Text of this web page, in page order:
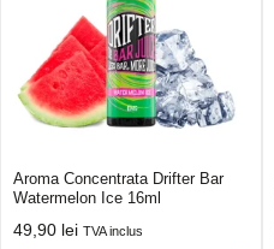
Aroma Concentrata Drifter Bar
Watermelon Ice 16ml
49,90 lei TVA inclus